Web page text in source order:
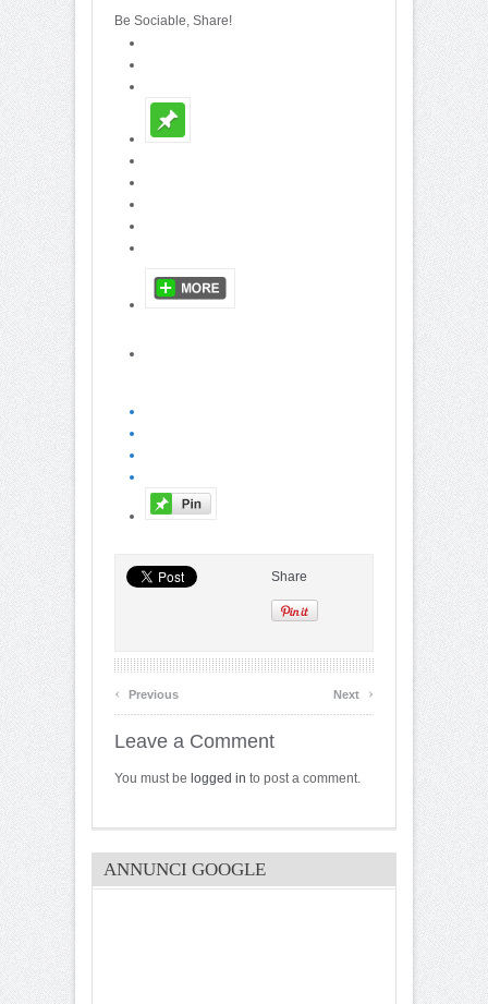
Be Sociable, Share!
Share
‹ Previous Next ›
Leave a Comment
You must be logged in to post a comment.
ANNUNCI GOOGLE